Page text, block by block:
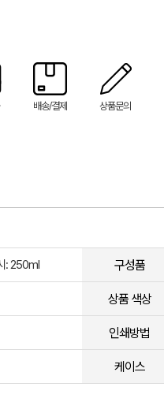
배송/결제 상품문의
: 250ml 구성품
상품 색상
인쇄방법
케이스